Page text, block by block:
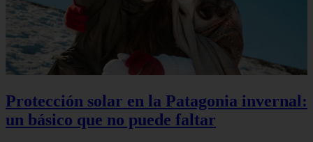
Protección solar en la Patagonia invernal:
un básico que no puede faltar